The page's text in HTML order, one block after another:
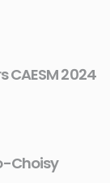
CAESM 2024
Choisy